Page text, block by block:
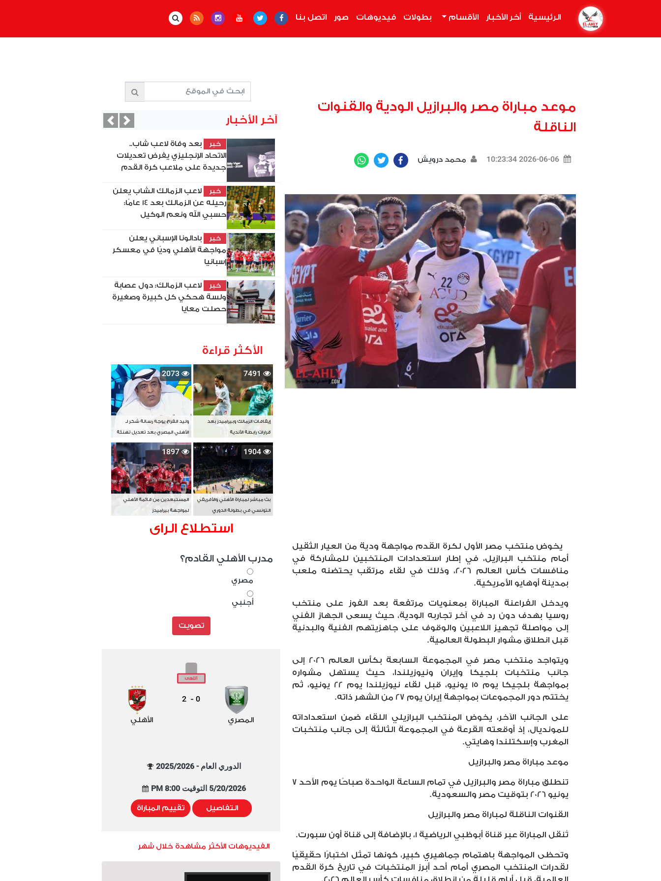
الرئيسية أخر الأخبار الأقسام بطولات فيديوهات صور اتصل بنا
موعد مباراة مصر والبرازيل الودية والقنوات
الناقلة
2026-06-06 10:23:34 محمد درويش Facebook
Twitter
يخوض منتخب مصر الأول لكرة القدم مواجهة ودية من العيار الثقيل
أمام منتخب البرازيل، في إطار استعدادات المنتخبين للمشاركة في
منافسات كأس العالم 2026، وذلك في لقاء مرتقب يحتضنه ملعب
بمدينة أوهايو الأمريكية.
ويدخل الفراعنة المباراة بمعنويات مرتفعة بعد الفوز على منتخب
روسيا بهدف دون رد في آخر تجاربه الودية، حيث يسعى الجهاز الفني
إلى مواصلة تجهيز اللاعبين والوقوف على جاهزيتهم الفنية والبدنية
قبل انطلاق مشوار البطولة العالمية.
ويتواجد منتخب مصر في المجموعة السابعة بكأس العالم 2026 إلى
جانب منتخبات بلجيكا وإيران ونيوزيلندا، حيث يستهل مشواره
بمواجهة بلجيكا يوم 15 يونيو، قبل لقاء نيوزيلندا يوم 22 يونيو، ثم
يختتم دور المجموعات بمواجهة إيران يوم 27 من الشهر ذاته.
على الجانب الآخر، يخوض المنتخب البرازيلي اللقاء ضمن استعداداته
للمونديال، إذ أوقعته القرعة في المجموعة الثالثة إلى جانب منتخبات
المغرب وإسكتلندا وهايتي.
موعد مباراة مصر والبرازيل
تنطلق مباراة مصر والبرازيل في تمام الساعة الواحدة صباحًا يوم الأحد 7
يونيو 2026 بتوقيت مصر والسعودية.
القنوات الناقلة لمباراة مصر والبرازيل
تُنقل المباراة عبر قناة أبوظبي الرياضية 1، بالإضافة إلى قناة أون سبورت.
وتحظى المواجهة باهتمام جماهيري كبير، كونها تمثل اختبارًا حقيقيًا
لقدرات المنتخب المصري أمام أحد أبرز المنتخبات في تاريخ كرة القدم
آخر الأخبار
خبر
بعد وفاة لاعب شاب..
الاتحاد الإنجليزي يفرض تعديلات
جديدة على ملاعب كرة القدم
خبر
لاعب الزمالك الشاب يعلن
رحيله عن الزمالك بعد 14 عامًا:
حسبي الله ونعم الوكيل
خبر
بادالونا الإسباني يعلن
مواجهة الأهلي وديًا في معسكر
إسبانيا
خبر
لاعب الزمالك: دول عصابة
ولسة هحكي كل كبيرة وصغيرة
حصلت معايا
PreviousNext
الأكثر قراءة
7491
إيقافات الزمالك وبيراميدز بعد
قرارات رابطة الأندية
2073
وليد الفراج يوجه رسالة شكر لـ
الأهلي المصري بعد تعديل تهنئة
بطل آسيا
1904
بث مباشر لمباراة الأهلي والأفريقي
التونسي في بطولة الدوري
1897
المستبعدين من قائمة الأهلي
لمواجهة بيراميدز
استطلاع الراى
مدرب الأهلي القادم؟
مصري
أجنبي
تصويت
المصري
0
-
2
الأهلي
الدوري العام - 2025/2026
5/20/2026 التوقيت 8:00 PM
التفاصيل تقييم المباراة
الفيديوهات الأكثر مشاهدة خلال شهر